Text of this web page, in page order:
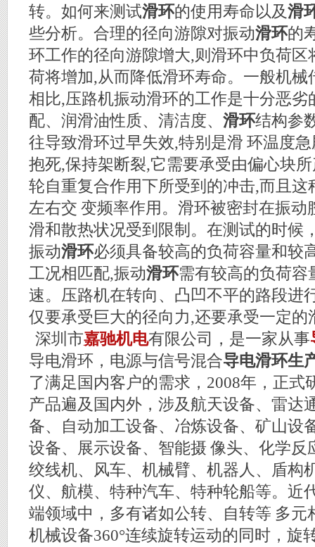
转。如何来测试滑环的使用寿命以及滑
些分析。合理的径向游隙对振动滑环的
环工作的径向游隙增大,则滑环中负荷区
荷将增加,从而降低滑环寿命。一般机械
相比,压路机振动滑环的工作是十分恶劣
配、润滑油性质、清洁度、 滑环结构参
往导致滑环过早失效,特别是滑 环温度
抱死,保持架断裂,它需要承受由偏心块
轮自重复合作用下所受到的冲击,而且这
左右交 变频率作用。滑环被密封在振动
滑和散热状况受到限制。在测试的时候
振动滑环必须具备较高的负荷容量和较
工况相匹配,振动滑环需有较高的负荷容
速。压路机在转向、凸凹不平的路段进
仅要承受巨大的径向力,还要承受一定的
深圳市嘉驰机电有限公司，是一家从事
导电滑环，电源与信号混合导电滑环生
了满足国内客户的需求，2008年，正式
产品遍及国内外，涉及航天设备、雷达
备、自动加工设备、冶炼设备、矿山设
设备、展示设备、智能摄 像头、化学反
绞线机、风车、机械臂、机器人、盾构
仪、航模、特种汽车、特种轮船等。近
端领域中，多有诸如公转、自转等 多元
机械设备360°连续旋转运动的同时，旋